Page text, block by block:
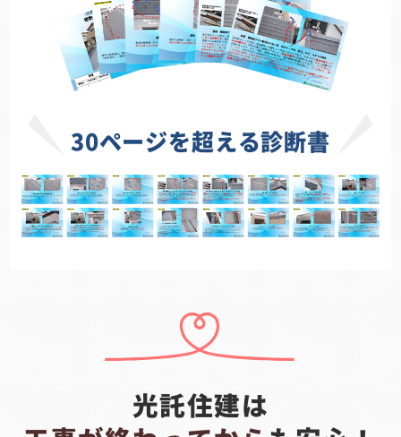
30ページを超える診断書
光託住建は